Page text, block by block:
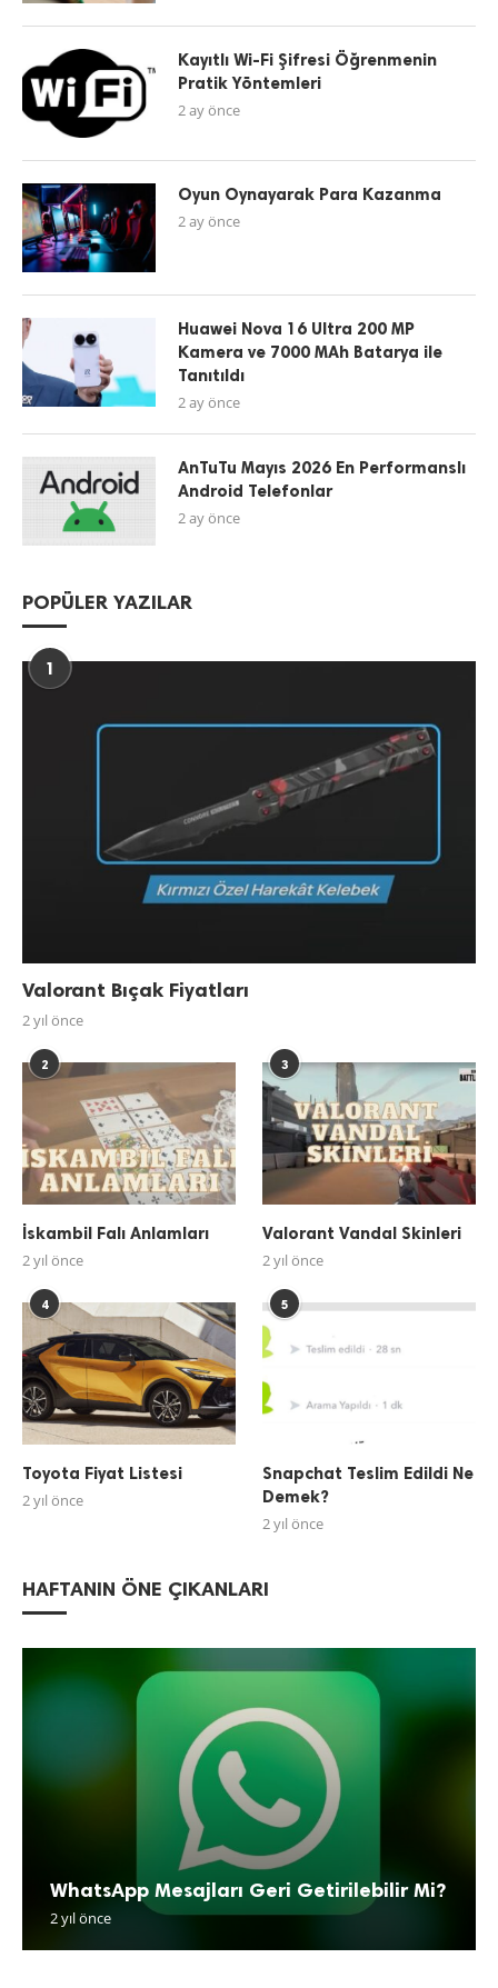
Kayıtlı Wi-Fi Şifresi Öğrenmenin
Pratik Yöntemleri
2 ay önce
Oyun Oynayarak Para Kazanma
2 ay önce
Huawei Nova 16 Ultra 200 MP
Kamera ve 7000 MAh Batarya ile
Tanıtıldı
2 ay önce
AnTuTu Mayıs 2026 En Performanslı
Android Telefonlar
2 ay önce
POPÜLER YAZILAR
1
Valorant Bıçak Fiyatları
2 yıl önce
2
İskambil Falı Anlamları
2 yıl önce
3
Valorant Vandal Skinleri
2 yıl önce
4
Toyota Fiyat Listesi
2 yıl önce
5
Snapchat Teslim Edildi Ne
Demek?
2 yıl önce
HAFTANIN ÖNE ÇIKANLARI
WhatsApp Mesajları Geri Getirilebilir Mi?
2 yıl önce